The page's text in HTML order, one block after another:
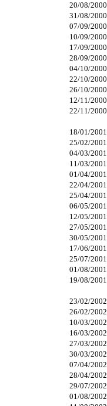
20/08/2000
31/08/2000
07/09/2000
10/09/2000
17/09/2000
28/09/2000
04/10/2000
22/10/2000
26/10/2000
12/11/2000
22/11/2000
18/01/2001
25/02/2001
04/03/2001
11/03/2001
01/04/2001
22/04/2001
25/04/2001
06/05/2001
12/05/2001
27/05/2001
30/05/2001
17/06/2001
25/07/2001
01/08/2001
19/08/2001
23/02/2002
26/02/2002
10/03/2002
16/03/2002
27/03/2002
30/03/2002
07/04/2002
28/04/2002
29/07/2002
01/08/2002